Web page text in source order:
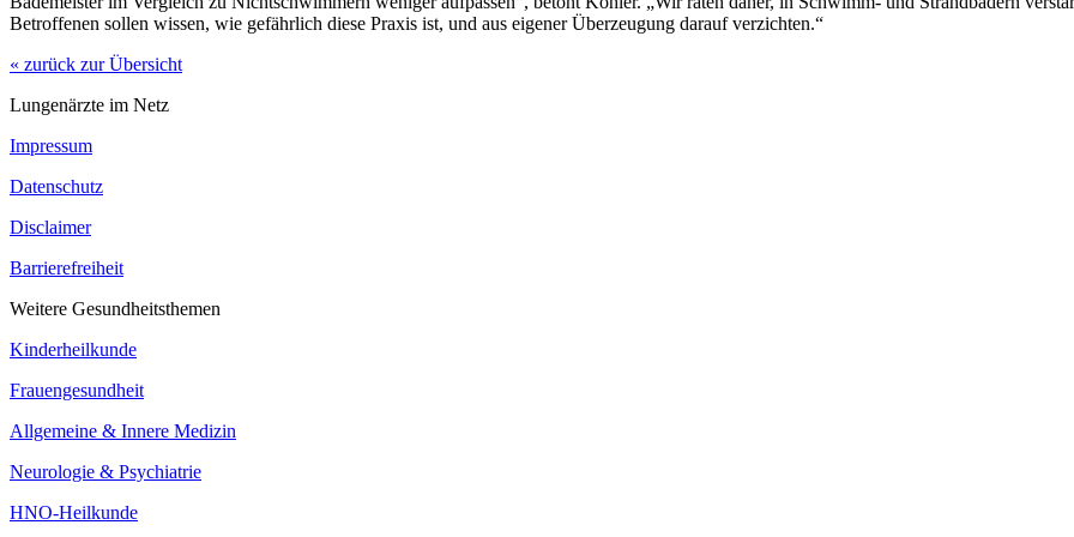
Betroffenen sollen wissen, wie gefährlich diese Praxis ist, und aus eigener Überzeugung darauf verzichten.“
« zurück zur Übersicht
Lungenärzte im Netz
Impressum
Datenschutz
Disclaimer
Barrierefreiheit
Weitere Gesundheitsthemen
Kinderheilkunde
Frauengesundheit
Allgemeine & Innere Medizin
Neurologie & Psychiatrie
HNO-Heilkunde